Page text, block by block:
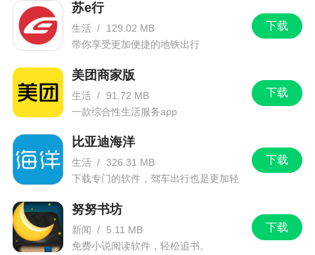
下载
苏e行
生活 /
129.02 MB
带你享受更加便捷的地铁出行
下载
美团商家版
生活 / 91.72 MB
一款综合性生活服务app
下载
比亚迪海洋
生活 / 326.31 MB
下载专门的软件，驾车出行也是更加轻
下载
努努书坊
新闻 /
5.11 MB
免费小说阅读软件，轻松追书。